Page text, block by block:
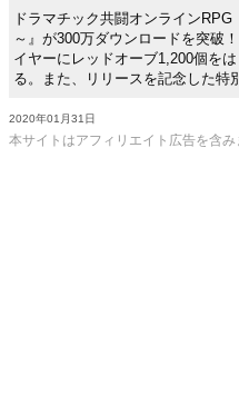
ドラマチック共闘オンライン
～』が300万ダウンロードを突破
イヤーにレッドオーブ1,200個を
る。また、リリースを記念した特
2020年01月31日
本サイトはアフィリエイト広告を含み